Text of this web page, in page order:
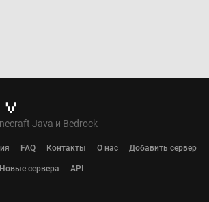
Java и Bedrock
FAQ Контакты О нас Добавить сервер
Новые сервера API